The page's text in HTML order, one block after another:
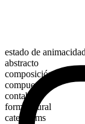
estado de animacidad
abstracto
composición
compuesto
contable
forma plural
catechisms